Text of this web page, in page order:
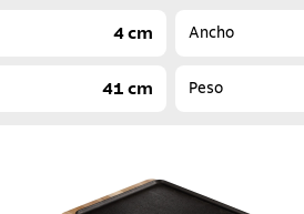
4 cm Ancho
41 cm Peso